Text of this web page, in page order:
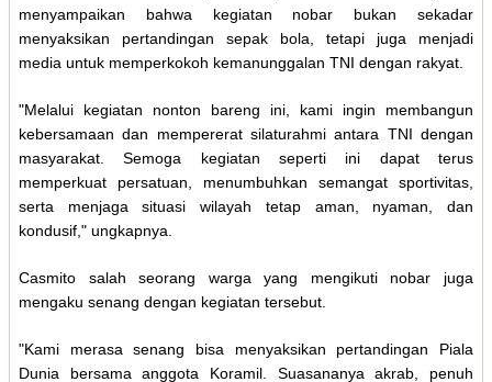
menyampaikan bahwa kegiatan nobar bukan sekadar
menyaksikan pertandingan sepak bola, tetapi juga menjadi
media untuk memperkokoh kemanunggalan TNI dengan rakyat.
"Melalui kegiatan nonton bareng ini, kami ingin membangun
kebersamaan dan mempererat silaturahmi antara TNI dengan
masyarakat. Semoga kegiatan seperti ini dapat terus
memperkuat persatuan, menumbuhkan semangat sportivitas,
serta menjaga situasi wilayah tetap aman, nyaman, dan
kondusif," ungkapnya.
Casmito salah seorang warga yang mengikuti nobar juga
mengaku senang dengan kegiatan tersebut.
"Kami merasa senang bisa menyaksikan pertandingan Piala
Dunia bersama anggota Koramil. Suasananya akrab, penuh